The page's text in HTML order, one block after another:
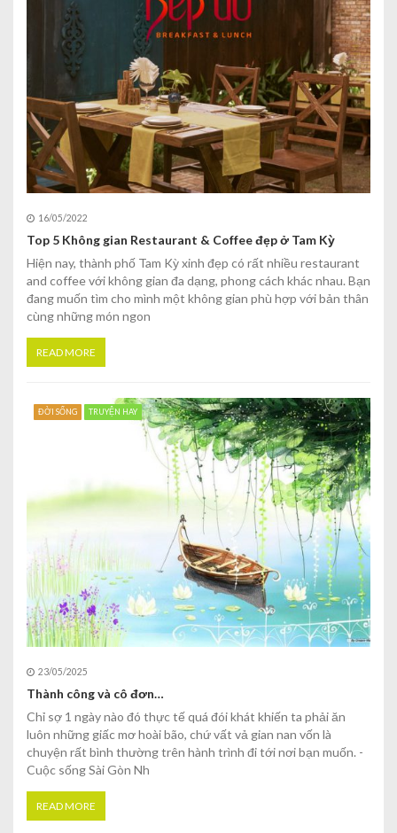
16/05/2022
Top 5 Không gian Restaurant & Coffee đẹp ở Tam Kỳ
Hiện nay, thành phố Tam Kỳ xinh đẹp có rất nhiều restaurant
and coffee với không gian đa dạng, phong cách khác nhau. Bạn
đang muốn tìm cho mình một không gian phù hợp với bản thân
cùng những món ngon
READ MORE
ĐỜI SỐNG TRUYỆN HAY
23/05/2025
Thành công và cô đơn…
Chỉ sợ 1 ngày nào đó thực tế quá đói khát khiến ta phải ăn
luôn những giấc mơ hoài bão, chứ vất vả gian nan vốn là
chuyện rất bình thường trên hành trình đi tới nơi bạn muốn. -
Cuộc sống Sài Gòn Nh
READ MORE